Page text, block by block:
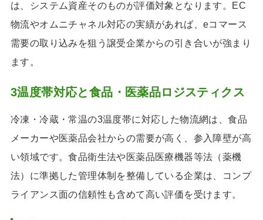
は、システム資産そのものが評価対象となります。EC
物流やオムニチャネル対応の実績があれば、eコマース
需要の取り込みを狙う譲受企業からの引き合いが強まり
ます。
3温度帯対応と食品・医薬品ロジスティクス
冷凍・冷蔵・常温の3温度帯に対応した物流網は、食品
メーカーや医薬品会社からの需要が高く、参入障壁が高
い領域です。食品衛生法や医薬品医療機器等法（薬機
法）に準拠した管理体制を整備している企業は、コンプ
ライアンス面の信頼性も含めて高い評価を受けます。